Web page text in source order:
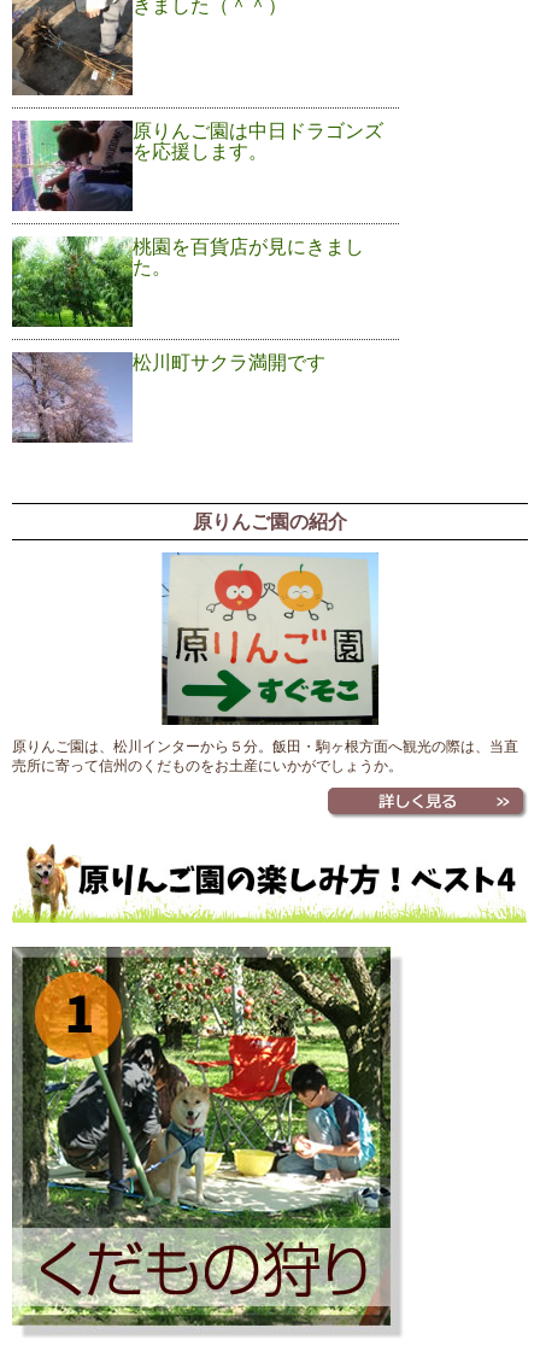
きました（＾＾）
原りんご園は中日ドラゴンズ
を応援します。
桃園を百貨店が見にきまし
た。
松川町サクラ満開です
原りんご園の紹介
原りんご園は、松川インターから５分。飯田・駒ヶ根方面へ観光の際は、当直
売所に寄って信州のくだものをお土産にいかがでしょうか。